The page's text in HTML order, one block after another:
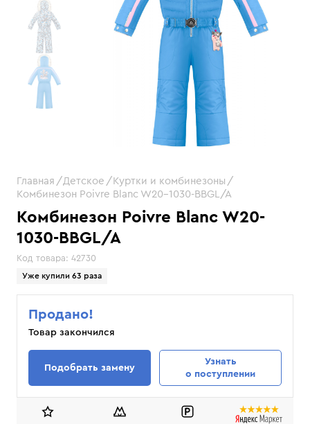
Комбинезон Poivre Blanc W20-
1030-BBGL/A
Код товара: 42730
Уже купили 63 раза
Главная Детское
Куртки и комбинезоны
Комбинезон Poivre Blanc W20-1030-BBGL/A
Продано!
Товар закончился
Подобрать замену
Узнать
о поступлении